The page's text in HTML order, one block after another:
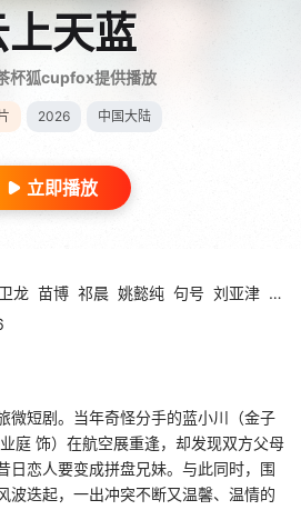
上天蓝
杯狐cupfox提供播放
2026 中国大陆
立即播放
龙 苗博 祁晨 姚懿纯 句号 刘亚津 姚尧
微短剧。当年奇怪分手的蓝小川（金子
庭 饰）在航空展重逢，却发现双方父母
日恋人要变成拼盘兄妹。与此同时，围
波迭起，一出冲突不断又温馨、温情的